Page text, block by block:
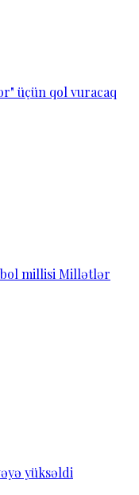
üçün qol vuracaq
millisi Millətlər
yüksəldi